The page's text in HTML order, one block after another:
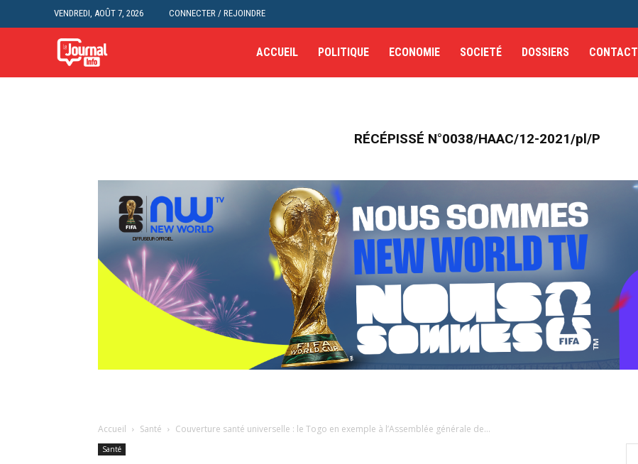
VENDREDI, AOÛT 7, 2026 CONNECTER / REJOINDRE
ACCUEIL POLITIQUE ECONOMIE SOCIETÉ DOSSIERS CONTACT
RÉCÉPISSÉ N°0038/HAAC/12-2021/pl/P
Accueil Santé Couverture santé universelle : le Togo en exemple à l’Assemblée générale de...
Santé